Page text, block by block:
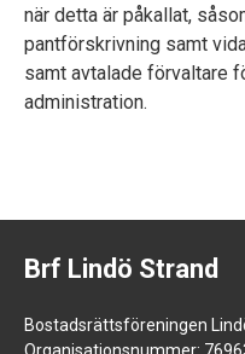
när detta är påkallat,
pantförskrivning samt
samt avtalade förvaltare
administration.
Brf Lindö Strand
Bostadsrättsföreningen